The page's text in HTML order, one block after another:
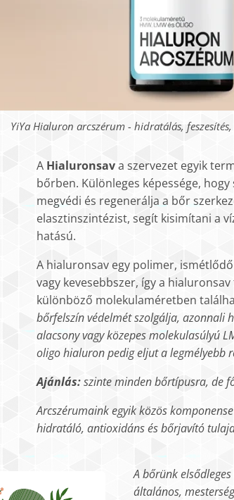
YiYa Hialuron arcszérum - hidratálás,
A Hialuronsava szervezet egyik
bőrben. Különleges képessége,
megvédi és regenerálja a bőr
elasztinszintézist, segít kisimítani a
hatású.
A hialuronsav egy polimer,
vagy kevesebbszer, így a
különböző molekulaméretben
bőrfelszín védelmét szolgálja, azonnali
alacsony vagy közepes molekulasúlyú
oligo hialuron pedig eljut a legmélyebb
Ajánlás:szinte minden bőrtípusra, de
Arcszérumaink egyik közös
hidratáló, antioxidáns és bőrjavító
A bőrünk
általános,